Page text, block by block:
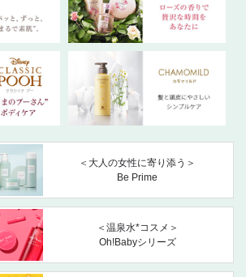
＜大人の女性に寄り添う＞
Be Prime
＜温泉水*コスメ＞
Oh!Babyシリーズ